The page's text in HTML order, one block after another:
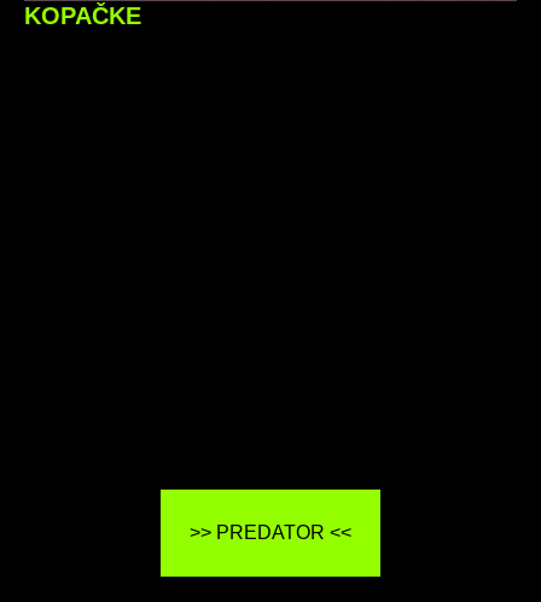
KOPAČKE
>> PREDATOR <<